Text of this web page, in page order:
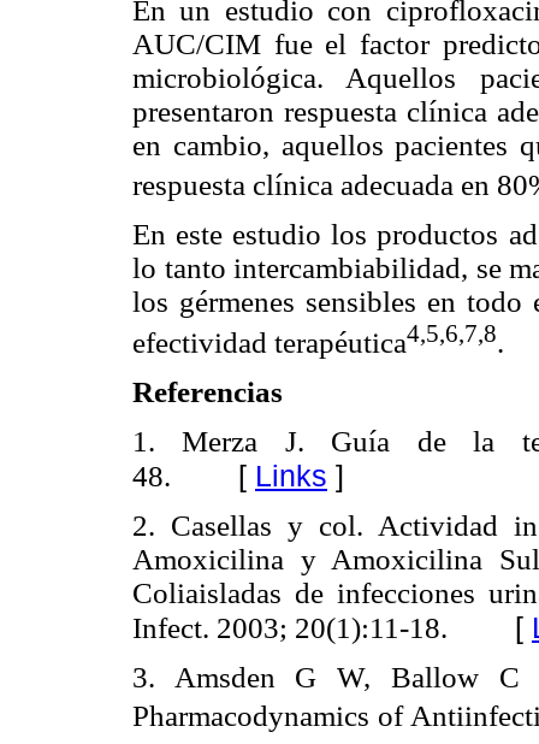
En un estudio con
AUC/CIM fue el factor
microbiológica. Aquellos
presentaron respuesta clínica
en cambio, aquellos pacientes
respuesta clínica adecuada en
En este estudio los productos
lo tanto intercambiabilidad, se
los gérmenes sensibles en
efectividad terapéutica4,5,6,7,8.
Referencias
1. Merza J. Guía de la
48. [ Links ]
2. Casellas y col. Actividad
Amoxicilina y Amoxicilina
Coliaisladas de infecciones
Infect. 2003; 20(1):11-18. [
3. Amsden G W, Ballow C
Pharmacodynamics of